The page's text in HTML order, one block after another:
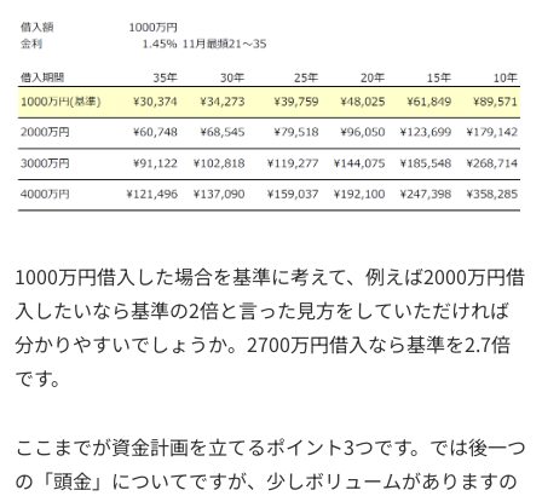
1000万円借入した場合を基準に考えて、例えば2000万円借
入したいなら基準の2倍と言った見方をしていただければ
分かりやすいでしょうか。2700万円借入なら基準を2.7倍
です。
ここまでが資金計画を立てるポイント3つです。では後一つ
の「頭金」についてですが、少しボリュームがありますの